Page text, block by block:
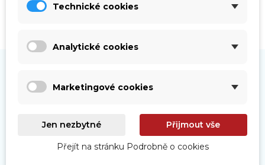
Naše služby
Technické cookies
Analytické cookies
Marketingové cookies
Jen nezbytné Přijmout vše
Přejít na stránku Podrobně o cookies